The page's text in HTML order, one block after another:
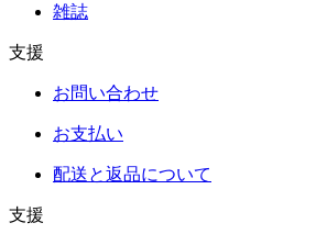
雑誌
支援
お問い合わせ
お支払い
配送と返品について
支援